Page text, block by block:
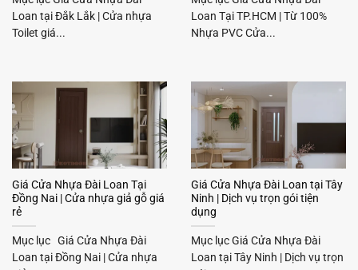
Loan tại Đắk Lắk | Cửa nhựa
Toilet giá...
Loan Tại TP.HCM | Từ 100%
Nhựa PVC Cửa...
Giá Cửa Nhựa Đài Loan Tại
Đồng Nai | Cửa nhựa giả gỗ giá
rẻ
Mục lục Giá Cửa Nhựa Đài
Loan tại Đồng Nai | Cửa nhựa
Giá Cửa Nhựa Đài Loan tại Tây
Ninh | Dịch vụ trọn gói tiện
dụng
Mục lục Giá Cửa Nhựa Đài
Loan tại Tây Ninh | Dịch vụ trọn